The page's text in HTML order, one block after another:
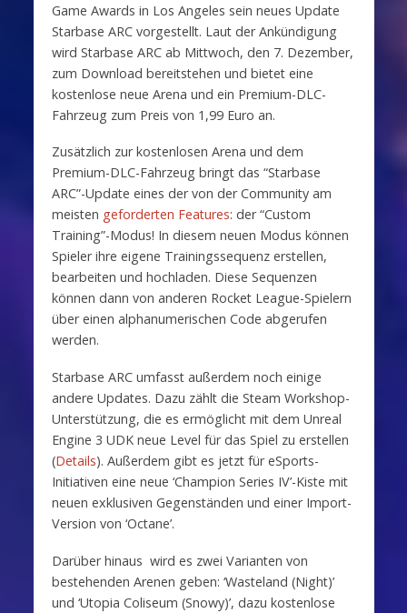
Game Awards in Los Angeles sein neues Update
Starbase ARC vorgestellt. Laut der Ankündigung
wird Starbase ARC ab Mittwoch, den 7. Dezember,
zum Download bereitstehen und bietet eine
kostenlose neue Arena und ein Premium-DLC-
Fahrzeug zum Preis von 1,99 Euro an.
Zusätzlich zur kostenlosen Arena und dem
Premium-DLC-Fahrzeug bringt das “Starbase
ARC”-Update eines der von der Community am
meisten geforderten Features: der “Custom
Training”-Modus! In diesem neuen Modus können
Spieler ihre eigene Trainingssequenz erstellen,
bearbeiten und hochladen. Diese Sequenzen
können dann von anderen Rocket League-Spielern
über einen alphanumerischen Code abgerufen
werden.
Starbase ARC umfasst außerdem noch einige
andere Updates. Dazu zählt die Steam Workshop-
Unterstützung, die es ermöglicht mit dem Unreal
Engine 3 UDK neue Level für das Spiel zu erstellen
(Details). Außerdem gibt es jetzt für eSports-
Initiativen eine neue ‘Champion Series IV’-Kiste mit
neuen exklusiven Gegenständen und einer Import-
Version von ‘Octane’.
Darüber hinaus wird es zwei Varianten von
bestehenden Arenen geben: ‘Wasteland (Night)’
und ‘Utopia Coliseum (Snowy)’, dazu kostenlose